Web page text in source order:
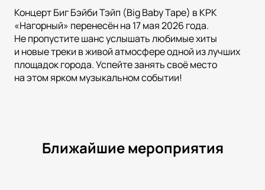
Концерт Биг Бэйби Тэйп (Big Baby Tape) в КРК
«Нагорный» перенесён на 17 мая 2026 года.
Не пропустите шанс услышать любимые хиты
и новые треки в живой атмосфере одной из лучших
площадок города. Успейте занять своё место
на этом ярком музыкальном событии!
Ближайшие мероприятия